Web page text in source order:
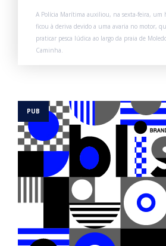
A Polícia Marítima auxiliou, na sexta-feira, um
ficou à deriva devido a uma avaria no motor,
praticar pesca lúdica ao largo da praia de
Caminha.